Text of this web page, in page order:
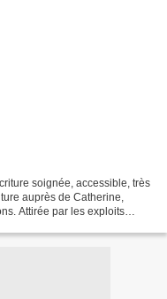
soignée, accessible, très
auprès de Catherine,
Attirée par les exploits